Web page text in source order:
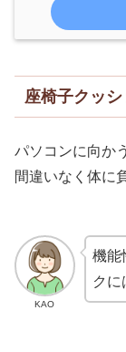
座椅子クッ
パソコンに向か
間違いなく体に
KAO
機能
クに